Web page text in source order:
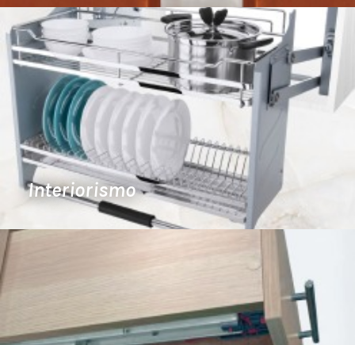
Interiorismo